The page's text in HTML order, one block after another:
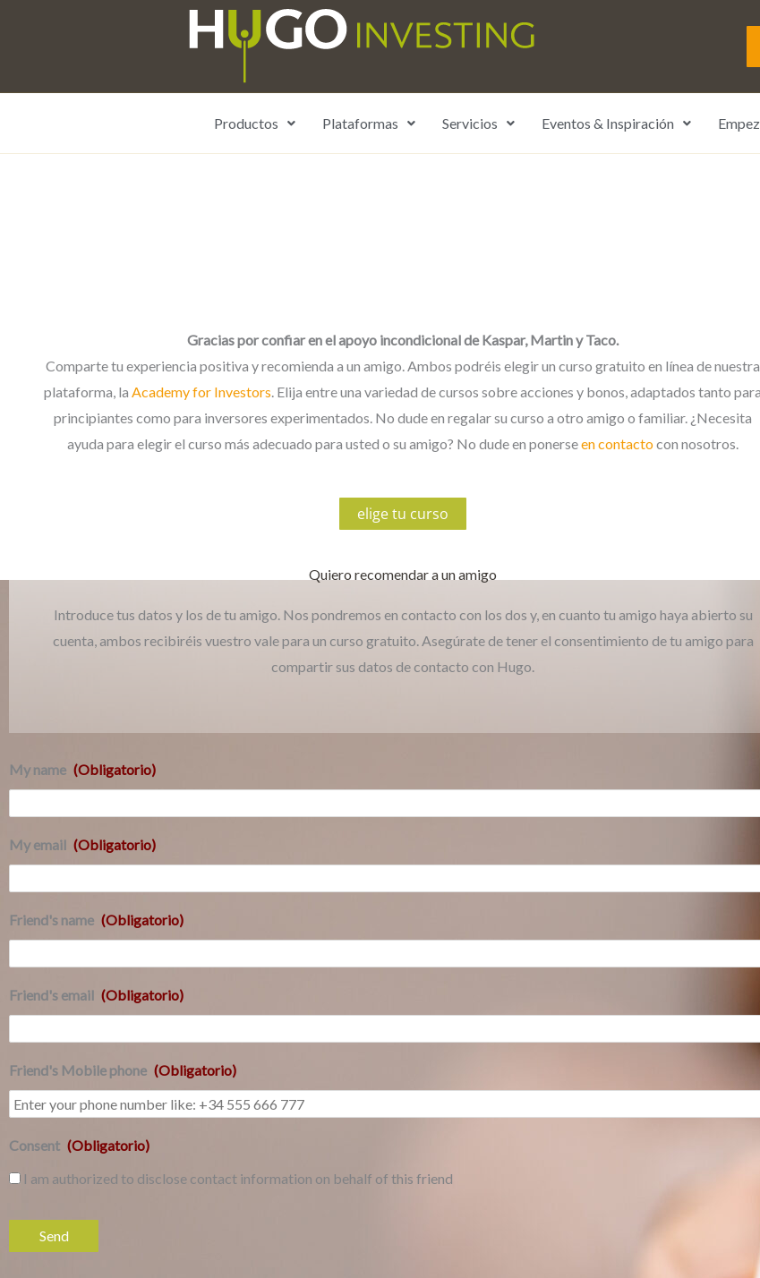
Productos Plataformas Servicios Eventos & Inspiración
Gracias por confiar en el apoyo incondicional de Kaspar, Martin y Taco.
Comparte tu experiencia positiva y recomienda a un amigo. Ambos podréis elegir un curso gratuito en línea de nuestra
plataforma, la Academy for Investors. Elija entre una variedad de cursos sobre acciones y bonos, adaptados tanto para
principiantes como para inversores experimentados. No dude en regalar su curso a otro amigo o familiar. ¿Necesita
ayuda para elegir el curso más adecuado para usted o su amigo? No dude en ponerseen contactocon nosotros.
elige tu curso
Quiero recomendar a un amigo
Introduce tus datos y los de tu amigo. Nos pondremos en contacto con los dos y, en cuanto tu amigo haya abierto su
cuenta, ambos recibiréis vuestro vale para un curso gratuito. Asegúrate de tener el consentimiento de tu amigo para
compartir sus datos de contacto con Hugo.
My name (Obligatorio)
My email (Obligatorio)
Friend's name (Obligatorio)
Friend's email (Obligatorio)
Friend's Mobile phone (Obligatorio)
Consent (Obligatorio)
I am authorized to disclose contact information on behalf of this friend